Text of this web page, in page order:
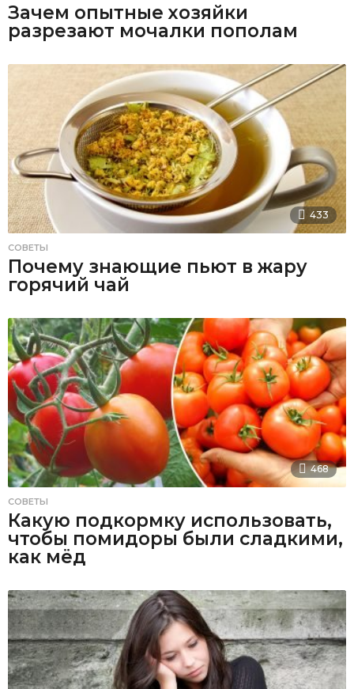
Зачем опытные хозяйки
разрезают мочалки пополам
433
СОВЕТЫ
Почему знающие пьют в жару
горячий чай
468
СОВЕТЫ
Какую подкормку использовать,
чтобы помидоры были сладкими,
как мёд